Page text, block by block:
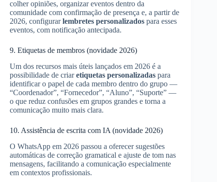
colher opiniões, organizar eventos dentro da
comunidade com confirmação de presença e, a partir de
2026, configurarlembretes personalizados para esses
eventos, com notificação antecipada.
9. Etiquetas de membros (novidade 2026)
Um dos recursos mais úteis lançados em 2026 é a
possibilidade de criaretiquetas personalizadas para
identificar o papel de cada membro dentro do grupo —
“Coordenador”, “Fornecedor”, “Aluno”, “Suporte” —
o que reduz confusões em grupos grandes e torna a
comunicação muito mais clara.
10. Assistência de escrita com IA (novidade 2026)
O WhatsApp em 2026 passou a oferecer sugestões
automáticas de correção gramatical e ajuste de tom nas
mensagens, facilitando a comunicação especialmente
em contextos profissionais.